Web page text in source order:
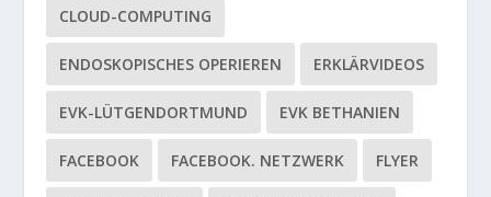
CLOUD-COMPUTING
ENDOSKOPISCHES OPERIEREN ERKLÄRVIDEOS
EVK-LÜTGENDORTMUND EVK BETHANIEN
FACEBOOK FACEBOOK. NETZWERK FLYER